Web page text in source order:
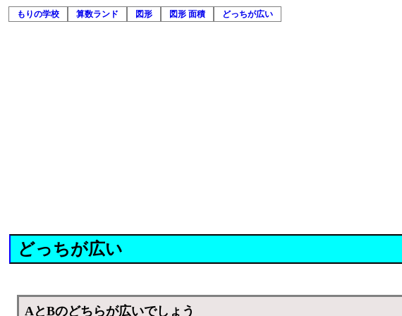
もりの学校 算数ランド 図形 図形 面積 どっちが広い
どっちが広い
AとBのどちらが広いでしょう